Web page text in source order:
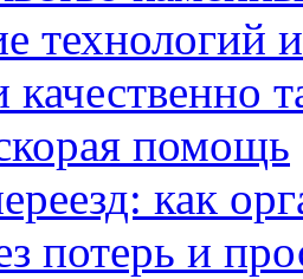
технологий
качественно
помощь
как
потерь и